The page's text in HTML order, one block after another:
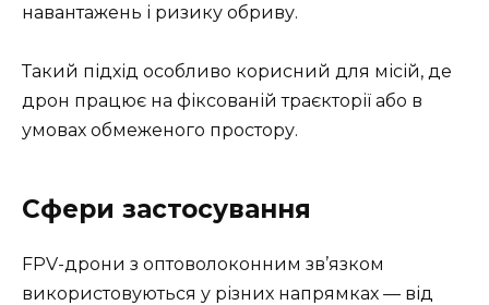
навантажень і ризику обриву.
Такий підхід особливо корисний для місій, де
дрон працює на фіксованій траєкторії або в
умовах обмеженого простору.
Сфери застосування
FPV-дрони з оптоволоконним зв’язком
використовуються у різних напрямках — від